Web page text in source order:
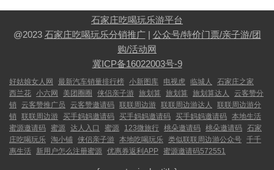
石家庄吃喝玩乐游平台
@2023 石家庄吃喝玩乐分销推广| 公众号/特价门票/亲子游/团
购/活动网
冀ICP备16022003号-9
好姑娘女人网 最新汽车销量排行榜 小新图库 电视虎 临城人
石家庄之家
西兰花 小六网 美团圈圈 侠侣亲子游 旅划算 旅划算 旅划算达人
云客赞分
销
云客赞推广员 云客赞邀请码 联联周边游 联联周边游达人
联联周边游分
销
联联周边游 买手妈妈邀请码 买手妈妈邀请码 买手妈妈邀请码 本地生活
蜜源邀请码 蜜源 达人入口 蜜源 123微旅行 桃朵邀请码 桃朵邀请码 石家
庄吃喝玩乐 淘小铺 侠侣亲子游 本地吃喝玩乐 类似联联周边游公众号 千千
惠生活
新用户怎么注册蜜源 优惠券返利APP 蜜源邀请码572551